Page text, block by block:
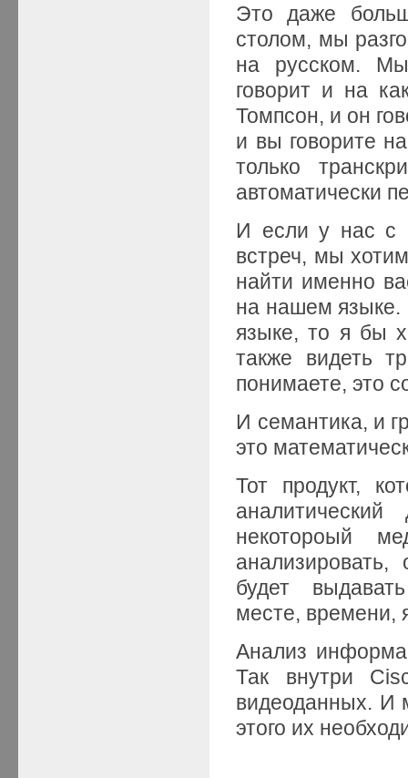
Это даже
столом, мы
на русском.
говорит и на
Томпсон, и он
и вы говорите
только
автоматически
И если у нас с
встреч, мы
найти именно
на нашем языке.
языке, то я бы
также видеть
понимаете, это
И семантика, и
это
Тот продукт,
некотороый
будет
месте, времени,
Анализ
Так внутри
видеоданных. И
этого их